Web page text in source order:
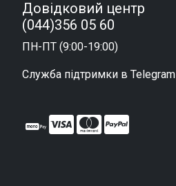
Довідковий центр
(044)356 05 60
ПН-ПТ (9:00-19:00)
Служба підтримки в Telegram